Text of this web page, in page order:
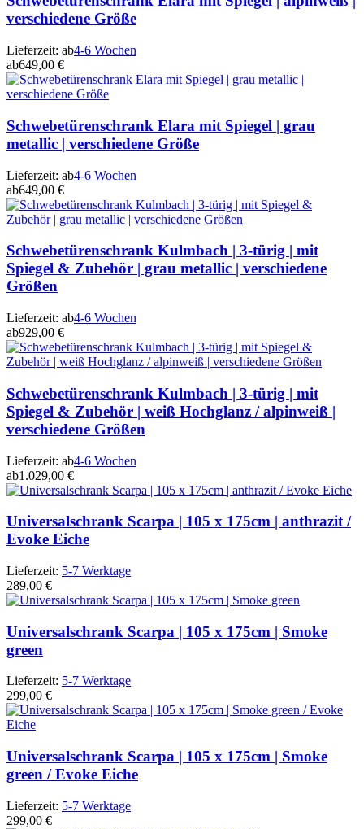
verschiedene Größe
Lieferzeit: ab4-6 Wochen
ab649,00 €
Schwebetürenschrank Elara mit Spiegel | grau
metallic | verschiedene Größe
Lieferzeit: ab4-6 Wochen
ab649,00 €
Schwebetürenschrank Kulmbach | 3-türig | mit
Spiegel & Zubehör | grau metallic | verschiedene
Größen
Lieferzeit: ab4-6 Wochen
ab929,00 €
Schwebetürenschrank Kulmbach | 3-türig | mit
Spiegel & Zubehör | weiß Hochglanz / alpinweiß |
verschiedene Größen
Lieferzeit: ab4-6 Wochen
ab1.029,00 €
Universalschrank Scarpa | 105 x 175cm | anthrazit /
Evoke Eiche
Lieferzeit: 5-7 Werktage
289,00 €
Universalschrank Scarpa | 105 x 175cm | Smoke
green
Lieferzeit: 5-7 Werktage
299,00 €
Universalschrank Scarpa | 105 x 175cm | Smoke
green / Evoke Eiche
Lieferzeit: 5-7 Werktage
299,00 €